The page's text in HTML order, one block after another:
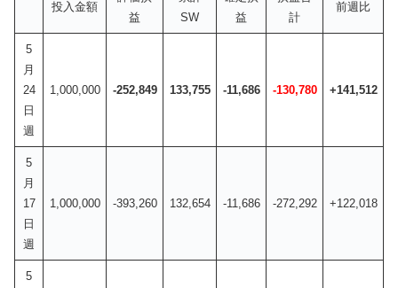
投入金額
益
SW
益
計
前週比
5
月
24
日
週
1,000,000 -252,849 133,755 -11,686 -130,780 +141,512
5
月
17
日
週
1,000,000 -393,260 132,654 -11,686 -272,292 +122,018
5